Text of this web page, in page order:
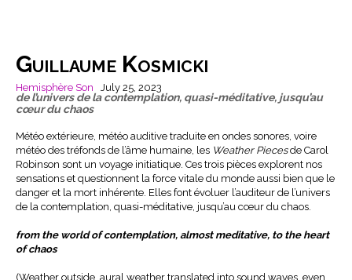
Guillaume Kosmicki
Hemisphère Son July 25, 2023
de l’univers de la contemplation, quasi-méditative, jusqu’au
cœur du chaos
Météo extérieure, météo auditive traduite en ondes sonores, voire
météo des tréfonds de l’âme humaine, les Weather Piecesde Carol
Robinson sont un voyage initiatique. Ces trois pièces explorent nos
sensations et questionnent la force vitale du monde aussi bien que le
danger et la mort inhérente. Elles font évoluer l’auditeur de l’univers
de la contemplation, quasi-méditative, jusqu’au cœur du chaos.
from the world of contemplation, almost meditative, to the heart
of chaos
(Weather outside, aural weather translated into sound waves, even